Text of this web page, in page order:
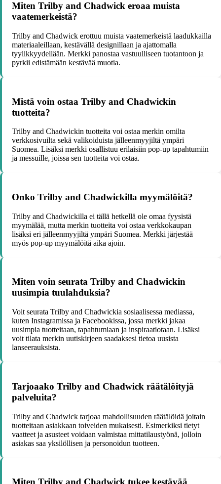
Miten Trilby and Chadwick eroaa muista
vaatemerkeistä?
Trilby and Chadwick erottuu muista vaatemerkeistä laadukkailla
materiaaleillaan, kestävällä designillaan ja ajattomalla
tyylikkyydellään. Merkki panostaa vastuulliseen tuotantoon ja
pyrkii edistämään kestävää muotia.
Mistä voin ostaa Trilby and Chadwickin
tuotteita?
Trilby and Chadwickin tuotteita voi ostaa merkin omilta
verkkosivuilta sekä valikoiduista jälleenmyyjiltä ympäri
Suomea. Lisäksi merkki osallistuu erilaisiin pop-up tapahtumiin
ja messuille, joissa sen tuotteita voi ostaa.
Onko Trilby and Chadwickilla myymälöitä?
Trilby and Chadwickilla ei tällä hetkellä ole omaa fyysistä
myymälää, mutta merkin tuotteita voi ostaa verkkokaupan
lisäksi eri jälleenmyyjiltä ympäri Suomea. Merkki järjestää
myös pop-up myymälöitä aika ajoin.
Miten voin seurata Trilby and Chadwickin
uusimpia tuulahduksia?
Voit seurata Trilby and Chadwickia sosiaalisessa mediassa,
kuten Instagramissa ja Facebookissa, jossa merkki jakaa
uusimpia tuotteitaan, tapahtumiaan ja inspiraatiotaan. Lisäksi
voit tilata merkin uutiskirjeen saadaksesi tietoa uusista
lanseerauksista.
Tarjoaako Trilby and Chadwick räätälöityjä
palveluita?
Trilby and Chadwick tarjoaa mahdollisuuden räätälöidä joitain
tuotteitaan asiakkaan toiveiden mukaisesti. Esimerkiksi tietyt
vaatteet ja asusteet voidaan valmistaa mittatilaustyönä, jolloin
asiakas saa yksilöllisen ja personoidun tuotteen.
Miten Trilby and Chadwick tukee kestävää